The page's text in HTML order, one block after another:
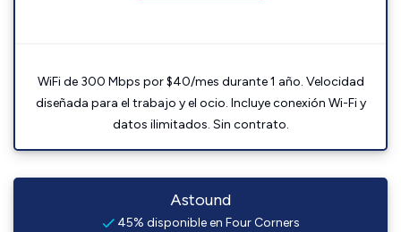
WiFi de 300 Mbps por $40/mes durante 1 año. Velocidad
diseñada para el trabajo y el ocio. Incluye conexión Wi-Fi y
datos ilimitados. Sin contrato.
Astound
45% disponible en Four Corners